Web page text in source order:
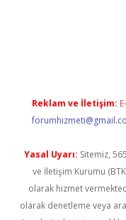
Reklam ve İletişim:
Yasal Uyarı: Sitemiz,
ve İletişim Kurumu
olarak hizmet
olarak denetleme veya